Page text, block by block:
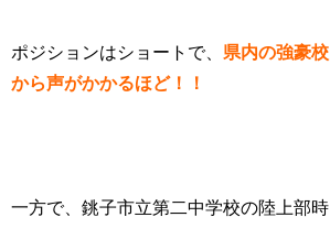
ポジションはショートで、 県内の強豪校
から声がかかるほど！！
一方で、銚子市立第二中学校の陸上部時